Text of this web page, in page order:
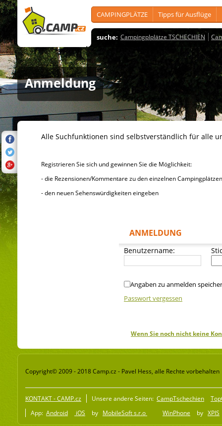
CAMPINGPLÄTZE Tipps für Ausflüge
suche: Campingplplätze TSCHECHIEN
Anmeldung
Alle Suchfunktionen sind selbstverständlich für alle
Registrieren Sie sich und gewinnen Sie die Möglichkeit:
- die Rezensionen/Kommentare zu den einzelnen
- den neuen Sehenswürdigkeiten eingeben
ANMELDUNG
Benutzername:
Angaben zu anmelden
Passwort vergessen
Wenn Sie noch nicht keine
Copyright© 2009 - 2018 Camp.cz - Pavel Hess, alle Rechte vorbehalten
KONTAKT - CAMP.cz Unsere andere Seiten: CampTschechien
App: Android iOS by MobileSoft s.r.o WinPhone by XPIS